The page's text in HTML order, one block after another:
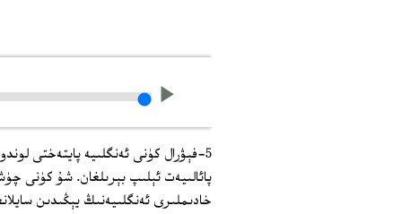
پائالىيەت ئېلىپ بېرىلغان. شۇ كۈنى
خادىملىرى ئەنگلىيەنىڭ يېڭىدىن